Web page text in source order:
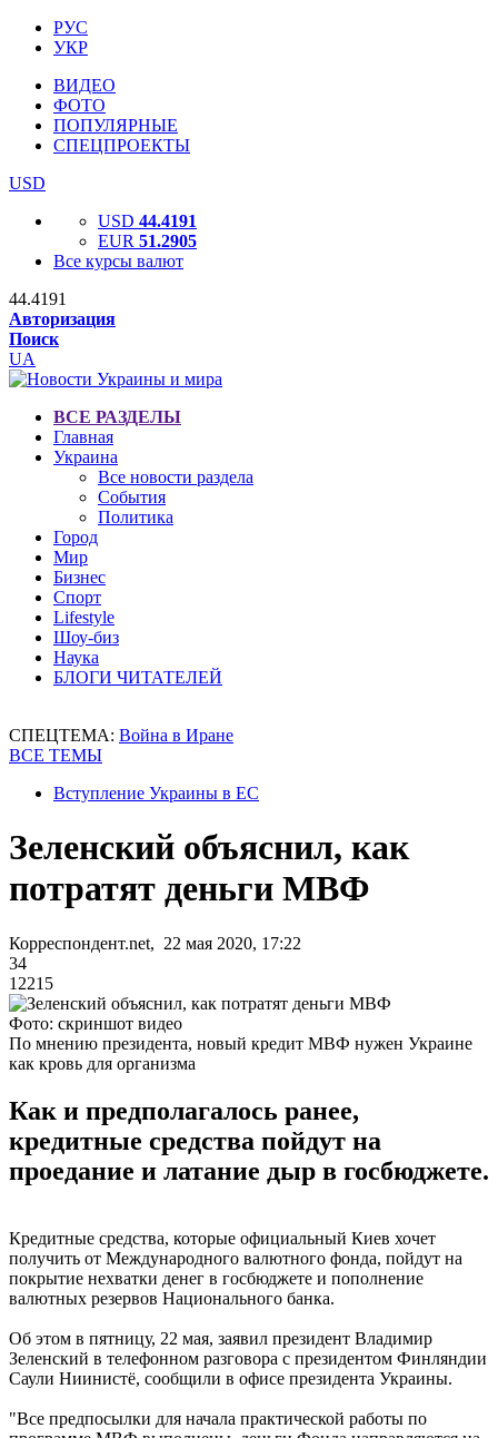
РУС
УКР
ВИДЕО
ФОТО
ПОПУЛЯРНЫЕ
СПЕЦПРОЕКТЫ
USD
USD 44.4191
EUR 51.2905
Все курсы валют
44.4191
Авторизация
Поиск
UA
ВСЕ РАЗДЕЛЫ
Главная
Украина
Все новости раздела
События
Политика
Город
Мир
Бизнес
Спорт
Lifestyle
Шоу-биз
Наука
БЛОГИ ЧИТАТЕЛЕЙ
СПЕЦТЕМА: Война в Иране
ВСЕ ТЕМЫ
Вступление Украины в ЕС
Зеленский объяснил, как
потратят деньги МВФ
Корреспондент.net, 22 мая 2020, 17:22
34
12215
Фото: скриншот видео
По мнению президента, новый кредит МВФ нужен Украине
как кровь для организма
Как и предполагалось ранее,
кредитные средства пойдут на
проедание и латание дыр в госбюджете.
Кредитные средства, которые официальный Киев хочет
получить от Международного валютного фонда, пойдут на
покрытие нехватки денег в госбюджете и пополнение
валютных резервов Национального банка.
Об этом в пятницу, 22 мая, заявил президент Владимир
Зеленский в телефонном разговора с президентом Финляндии
Саули Ниинистё, сообщили в офисе президента Украины.
"Все предпосылки для начала практической работы по